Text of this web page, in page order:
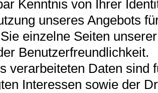
Kenntnis von Ihrer
unseres Angebots
einzelne Seiten
Benutzerfreundlichkeit.
verarbeiteten Daten sind
Interessen sowie der